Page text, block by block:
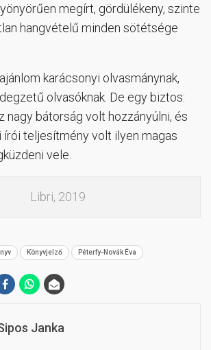
megírt, gördülékeny, szinte
hangvételű minden sötétsége
karácsonyi olvasmánynak,
olvasóknak. De egy biztos:
nagy bátorság volt hozzányúlni, és
írói teljesítmény volt ilyen magas
vele.
Libri, 2019
Könyvjelző Péterfy-Novák Éva
Janka